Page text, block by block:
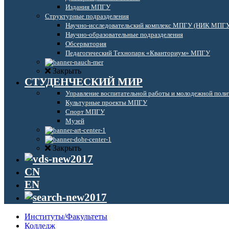
Издания МПГУ
Структурные подразделения
Научно-исследовательский комплекс МПГУ (НИК
Научно-образовательные подразделения
Обсерватория
Педагогический Технопарк «Кванториум» МПГУ
Закрыть
СТУДЕНЧЕСКИЙ МИР
Управление воспитательной работы и молодежной
Культурные проекты МПГУ
Спорт МПГУ
Музей
Закрыть
CN
EN
Институты/Факультеты
Колледж